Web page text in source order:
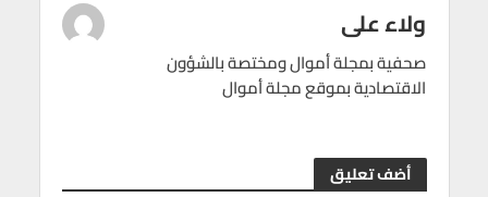
ولاء على
صحفية بمجلة أموال ومختصة بالشؤون
الاقتصادية بموقع مجلة أموال
أضف تعليق